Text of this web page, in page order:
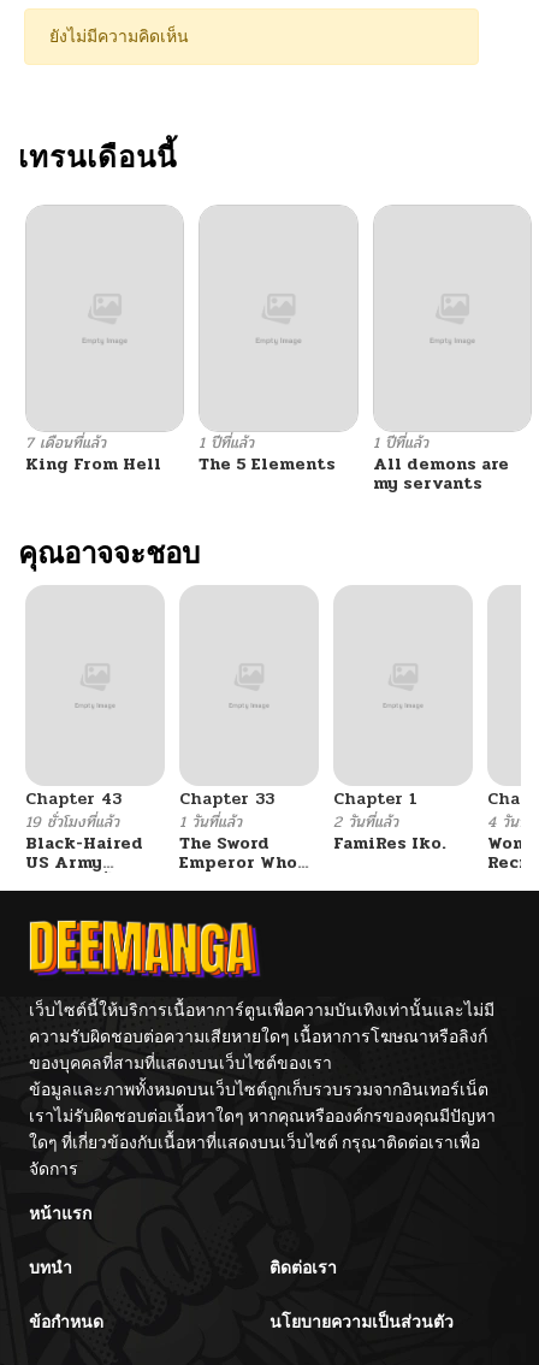
ตอนที่ 57 05/30/2026
ตอนที่ 55
ตอนที่ 54
ตอนที่ 52 05/30/2026
ตอนที่ 51
ตอนที่ 50 05/30/2026
ตอนที่ 49
ตอนที่ 45 05/30/2026
ตอนที่ 44
ตอนที่ 43
ตอนที่ 42 05/30/2026
ตอนที่ 41 05/30/2026
ตอนที่ 40 05/30/2026
ตอนที่ 39
ตอนที่ 38
ยังไม่มีความคิดเห็น
เทรนเดือนนี้
7 เดือนที่แล้ว
King From Hell
1 ปีที่แล้ว
The 5 Elements
1 ปีที่แล้ว
All demons are
my servants
คุณอาจจะชอบ
Chapter 43
19 ชั่วโมงที่แล้ว
Black-Haired
US Army
General ย้อนเวลา
Chapter 33
1 วันที่แล้ว
The Sword
Emperor Who
จักรพรรดิเทพดาบ
ผงาดเหนือชาติภพ
Chapter 1
2 วันที่แล้ว
FamiRes Iko.
4 วันที่
เว็บไซต์นี้ให้บริการเนื้อหาการ์ตูนเพื่อความบันเทิงเท่านั้นและไม่มี
ความรับผิดชอบต่อความเสียหายใดๆ เนื้อหาการโฆษณาหรือลิงก์
ของบุคคลที่สามที่แสดงบนเว็บไซต์ของเรา
ข้อมูลและภาพทั้งหมดบนเว็บไซต์ถูกเก็บรวบรวมจากอินเทอร์เน็ต
เราไม่รับผิดชอบต่อเนื้อหาใดๆ หากคุณหรือองค์กรของคุณมีปัญหา
ใดๆ ที่เกี่ยวข้องกับเนื้อหาที่แสดงบนเว็บไซต์ กรุณาติดต่อเราเพื่อ
จัดการ
หน้าแรก
บทนำ ติดต่อเรา
ข้อกำหนด นโยบายความเป็นส่วนตัว